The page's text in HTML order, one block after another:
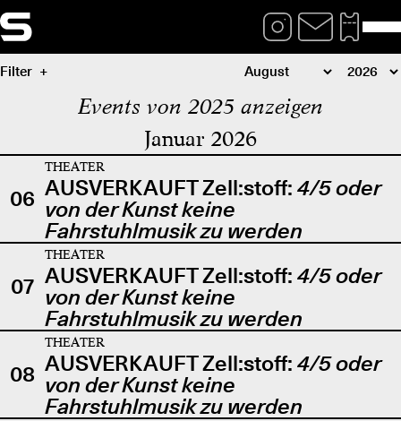
Filter
Events von 2025 anzeigen
Januar 2026
06
THEATER
AUSVERKAUFT Zell:stoff: 4/5 oder
von der Kunst keine
Fahrstuhlmusik zu werden
07
THEATER
AUSVERKAUFT Zell:stoff: 4/5 oder
von der Kunst keine
Fahrstuhlmusik zu werden
08
THEATER
AUSVERKAUFT Zell:stoff: 4/5 oder
von der Kunst keine
Fahrstuhlmusik zu werden